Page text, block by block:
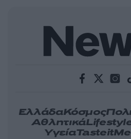
ΕλλάδαΚόσμος
Αθλητικά
ΥγείαTasteit